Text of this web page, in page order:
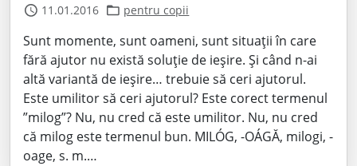
11.01.2016 pentru copii
Sunt momente, sunt oameni, sunt situații în care
fără ajutor nu există soluție de ieșire. Și când n-ai
altă variantă de ieșire… trebuie să ceri ajutorul.
Este umilitor să ceri ajutorul? Este corect termenul
”milog”? Nu, nu cred că este umilitor. Nu, nu cred
că milog este termenul bun. MILÓG, -OÁGĂ, milogi, -
oage, s. m.…